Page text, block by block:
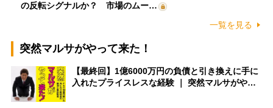
の反転シグナルか？ 市場のムー…
一覧を見る
突然マルサがやって来た！
【最終回】1億6000万円の負債と引き換えに手に
入れたプライスレスな経験 ｜ 突然マルサがや…